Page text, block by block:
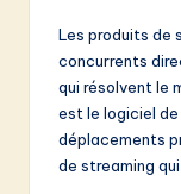
Les produits de
concurrents
qui résolvent le
est le logiciel
déplacements
de streaming